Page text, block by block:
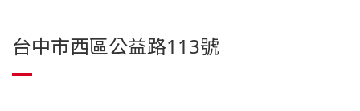
台中市西區公益路113號